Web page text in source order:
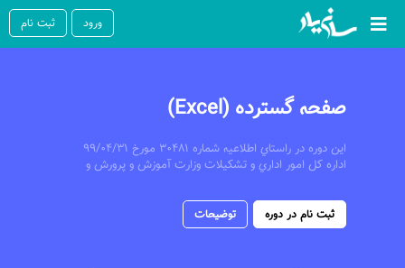
ورود ثبت نام
صفحه گسترده (Excel)
اين دوره در راستاي اطلاعيه شماره 30481 مورخ 99/04/31
اداره کل امور اداري و تشکيلات وزارت آموزش و پرورش و
جديدالاستخدام، دانشجو معلمين، نيروهاي حق
التدريس، قراردادي و پذيرفته شدگان آزمون استخدامي مي
ثبت نام در دوره توضیحات